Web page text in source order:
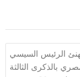
الرئيس السيسي
بالذكرى الثالثة